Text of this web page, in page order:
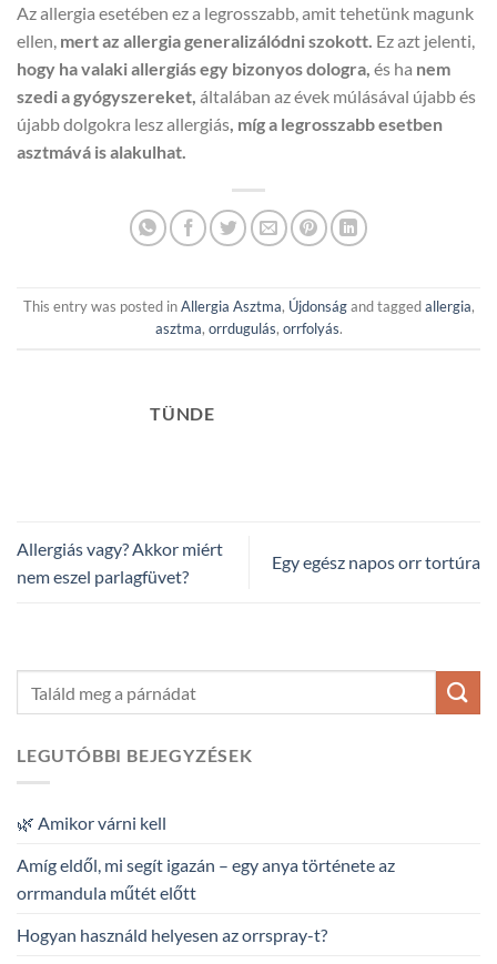
Az allergia esetében ez a legrosszabb, amit tehetünk magunk
ellen, mert az allergia generalizálódni szokott. Ez azt jelenti,
hogy ha valaki allergiás egy bizonyos dologra, és ha nem
szedi a gyógyszereket, általában az évek múlásával újabb és
újabb dolgokra lesz allergiás , míg a legrosszabb esetben
asztmává is alakulhat.
This entry was posted inAllergia Asztma, Újdonságand taggedallergia,
asztma, orrdugulás, orrfolyás.
TÜNDE
Allergiás vagy? Akkor miért
nem eszel parlagfüvet?
Egy egész napos orr tortúra
LEGUTÓBBI BEJEGYZÉSEK
🌿 Amikor várni kell
Amíg eldől, mi segít igazán – egy anya története az
orrmandula műtét előtt
Hogyan használd helyesen az orrspray-t?